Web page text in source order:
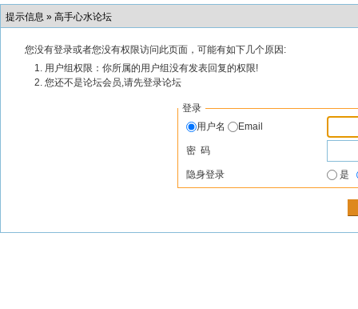
提示信息 » 高手心水论坛
您没有登录或者您没有权限访问此页面，可能有如下几个原因:
用户组权限：你所属的用户组没有发表回复的权限!
您还不是论坛会员,请先登录论坛
登录
用户名
Email
密 码
隐身登录 是